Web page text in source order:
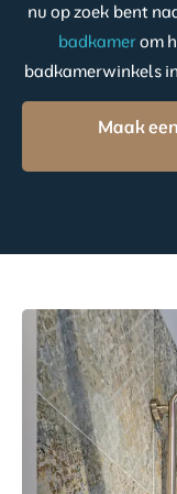
nu op zoek bent
badkamerom
badkamerwinkels
Maak